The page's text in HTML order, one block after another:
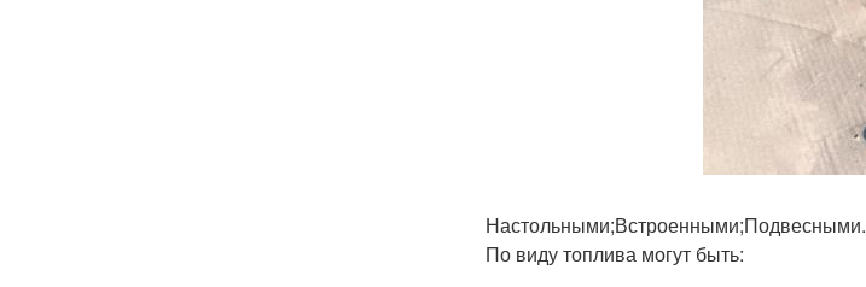
Настольными;Встроенными;Подвесными.
По виду топлива могут быть: